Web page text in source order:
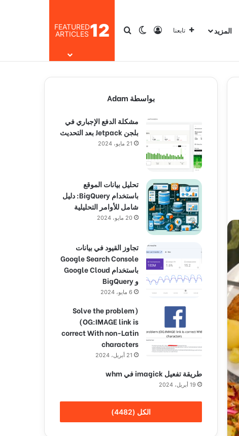
المزيد تابعنا تسجيل الدخول
الوضع المظلم
بحث عن12
FEATURED
ARTICLES
بواسطة Adam
مشكلة الدفع الإجباري في
بلجن Jetpack بعد التحديث
21 مايو، 2024
تحليل بيانات الموقع
باستخدام BigQuery: دليل
شامل للأوامر التحليلية
20 مايو، 2024
تجاوز القيود في بيانات
Google Search Console
باستخدام Google Cloud
و BigQuery
6 مايو، 2024
(Solve the problem
(OG:IMAGE link is
correct With non-Latin
characters
21 أبريل، 2024
طريقة تفعيل imagick في whm
19 أبريل، 2024
الكل (4482)